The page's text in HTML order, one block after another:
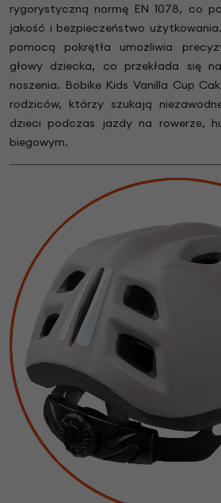
rygorystyczną normę EN 1078, co
jakość i bezpieczeństwo
pomocą pokrętła umożliwia
głowy dziecka, co przekłada się
noszenia. Bobike Kids Vanilla Cup
rodziców, którzy szukają
dzieci podczas jazdy na rowerze,
biegowym.